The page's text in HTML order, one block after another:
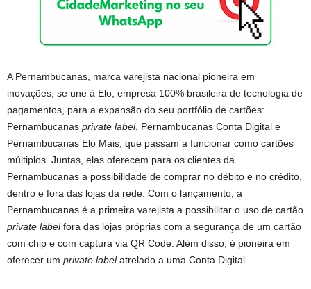
A Pernambucanas, marca varejista nacional pioneira em
inovações, se une à Elo, empresa 100% brasileira de tecnologia de
pagamentos, para a expansão do seu portfólio de cartões:
Pernambucanas private label, Pernambucanas Conta Digital e
Pernambucanas Elo Mais, que passam a funcionar como cartões
múltiplos. Juntas, elas oferecem para os clientes da
Pernambucanas a possibilidade de comprar no débito e no crédito,
dentro e fora das lojas da rede. Com o lançamento, a
Pernambucanas é a primeira varejista a possibilitar o uso de cartão
private labelfora das lojas próprias com a segurança de um cartão
com chip e com captura via QR Code. Além disso, é pioneira em
oferecer um private labelatrelado a uma Conta Digital.